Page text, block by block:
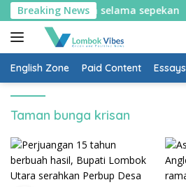
Skip
to
content
Breaking News
satu arah selama sepekan
English Zone Paid Content Essays
Taman bunga krisan